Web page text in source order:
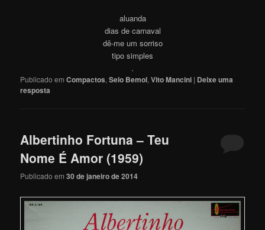
aluanda
dias de carnaval
dê-me um sorriso
tipo simples
.
Publicado em Compactos,Selo Bemol,Vito Mancini | Deixe uma
resposta
Albertinho Fortuna – Teu
Nome É Amor (1959)
Publicado em30 de janeiro de 2014